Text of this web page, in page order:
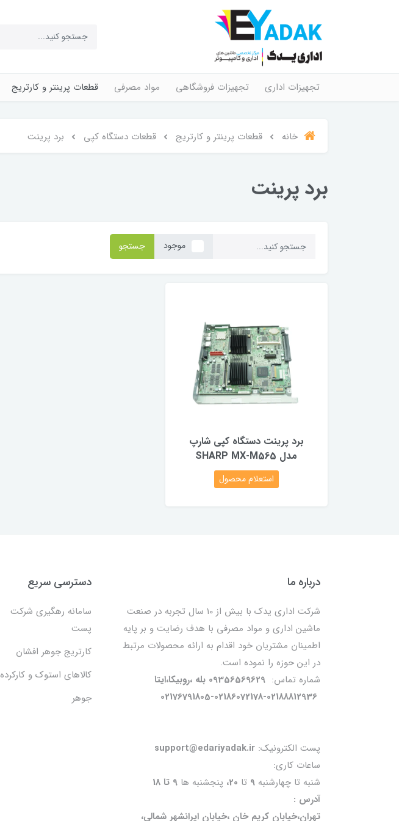
تجهیزات اداری تجهیزات فروشگاهی مواد مصرفی قطعات پرینتر و کارتریج
خانه قطعات پرینتر و کارتریج قطعات دستگاه کپی برد پرینت
برد پرینت
موجود جستجو
برد پرینت دستگاه‌ کپی شارپ
مدل SHARP MX-M565
استعلام محصول
درباره ما
شرکت اداری یدک با بیش از 10 سال تجربه در صنعت
ماشین اداری و مواد مصرفی با هدف رضایت و بر پایه
اطمینان مشتریان خود اقدام به ارائه محصولات مرتبط
در این حوزه را نموده است.
شماره تماس:09356569629 بله ،روبیکا،ایتا
02176791805-02186072178-02188812936
پست الکترونیک: support@edariyadak.ir
ساعات کاری:
شنبه تا چهارشنبه9 تا 20، پنجشنبه ها 9 تا 18
آدرس :
تهران،خیابان کریم خان ،خیابان ایرانشهر شمالی،
دسترسی سریع
سامانه رهگیری شرکت
پست
کارتریج جوهر افشان
کالاهای استوک و کارکرده
جوهر